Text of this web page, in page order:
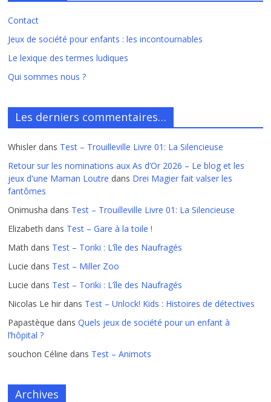
Contact
Jeux de société pour enfants : les incontournables
Le lexique des termes ludiques
Qui sommes nous ?
Les derniers commentaires…
Whisler dans Test – Trouilleville Livre 01: La Silencieuse
Retour sur les nominations aux As d’Or 2026 – Le blog et les
jeux d'une Maman Loutre dans Drei Magier fait valser les
fantômes
Onimusha dans Test – Trouilleville Livre 01: La Silencieuse
Elizabeth dans Test – Gare à la toile !
Math dans Test – Toriki : L’île des Naufragés
Lucie dans Test – Miller Zoo
Lucie dans Test – Toriki : L’île des Naufragés
Nicolas Le hir dans Test – Unlock! Kids : Histoires de détectives
Papastèque dansQuels jeux de société pour un enfant à
l’hôpital ?
souchon Céline dans Test – Animots
Archives